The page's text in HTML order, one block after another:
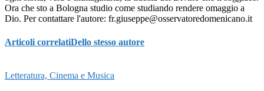
Ora che sto a Bologna studio come studiando rendere omaggio a
Dio. Per contattare l'autore: fr.giuseppe@osservatoredomenicano.it
Articoli correlatiDello stesso autore
Letteratura, Cinema e Musica